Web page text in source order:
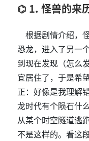
1. 怪兽的来
根据剧情介绍，
恐龙，进入了另一
到现在发现（怎么
宜居住了，于是希
正：好像是我理解
龙时代有个陨石什
从某个时空隧道逃
不是这样的。看这